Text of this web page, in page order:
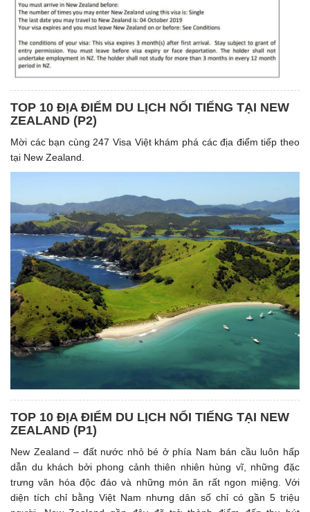
TOP 10 ĐỊA ĐIỂM DU LỊCH NỔI TIẾNG TẠI NEW
ZEALAND (P2)
Mời các bạn cùng 247 Visa Việt khám phá các địa điểm tiếp theo
tại New Zealand.
TOP 10 ĐỊA ĐIỂM DU LỊCH NỔI TIẾNG TẠI NEW
ZEALAND (P1)
New Zealand – đất nước nhỏ bé ở phía Nam bán cầu luôn hấp
dẫn du khách bởi phong cảnh thiên nhiên hùng vĩ, những đặc
trưng văn hóa độc đáo và những món ăn rất ngon miệng. Với
diện tích chỉ bằng Việt Nam nhưng dân số chỉ có gần 5 triệu